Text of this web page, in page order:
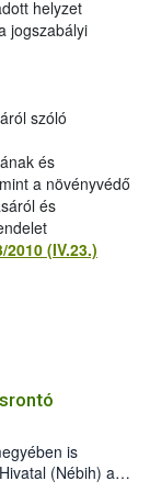
helyzet
jogszabályi
szóló
és
a növényvédő
és
2010 (IV.23.)
is
(Nébih) a